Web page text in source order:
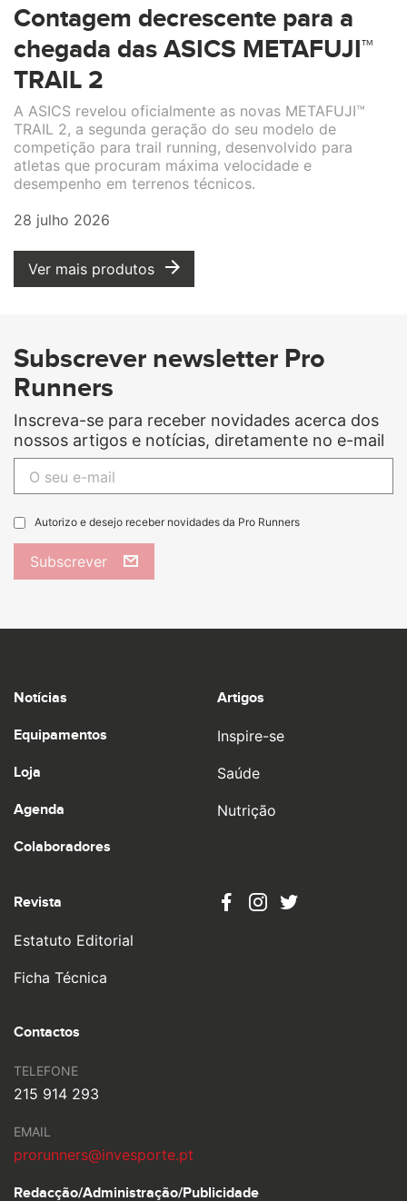
Contagem decrescente para a
chegada das ASICS METAFUJI™
TRAIL 2
A ASICS revelou oficialmente as novas METAFUJI™
TRAIL 2, a segunda geração do seu modelo de
competição para trail running, desenvolvido para
atletas que procuram máxima velocidade e
desempenho em terrenos técnicos.
28 julho 2026
Ver mais produtos
Subscrever newsletter Pro
Runners
Inscreva-se para receber novidades acerca dos
nossos artigos e notícias, diretamente no e-mail
Autorizo e desejo receber novidades da Pro Runners
Subscrever
Notícias
Equipamentos
Loja
Agenda
Colaboradores
Artigos
Inspire-se
Saúde
Nutrição
Revista
Estatuto Editorial
Ficha Técnica
Contactos
TELEFONE
215 914 293
EMAIL
prorunners@invesporte.pt
Redacção/Administração/Publicidade